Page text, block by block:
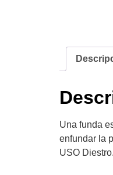
Una funda
enfundar la
USO